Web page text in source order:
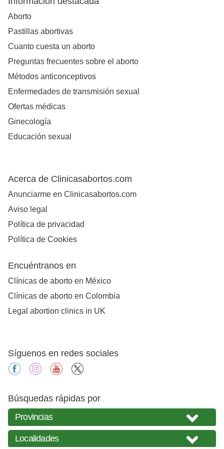
Aborto
Pastillas abortivas
Cuanto cuesta un aborto
Preguntas frecuentes sobre el aborto
Métodos anticonceptivos
Enfermedades de transmisión sexual
Ofertas médicas
Ginecología
Educación sexual
Acerca de Clinicasabortos.com
Anunciarme en Clinicasabortos.com
Aviso legal
Política de privacidad
Política de Cookies
Encuéntranos en
Clínicas de aborto en México
Clínicas de aborto en Colombia
Legal abortion clinics in UK
Síguenos en redes sociales
facebookinstagramyoutube
Búsquedas rápidas por